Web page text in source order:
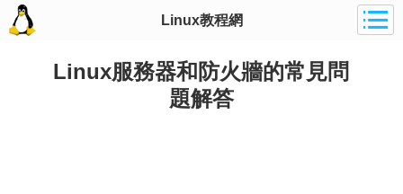
Linux教程網
Linux服務器和防火牆的常見問
題解答